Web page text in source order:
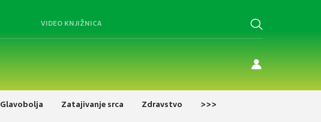
VIDEO KNJIŽNICA
Glavobolja Zatajivanje srca Zdravstvo >>>